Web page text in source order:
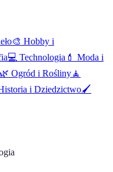
🎨 Hobby i
💻 Technologia 💄 Moda i
🌿 Ogród i Rośliny🧘
i Dziedzictwo🖌️